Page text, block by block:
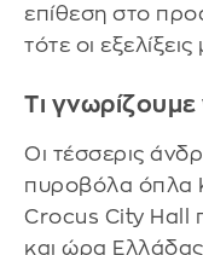
επίθεση στο
τότε οι
Τι γνωρίζουμε
Οι τέσσερις
πυροβόλα όπλα
Crocus City Hall
και ώρα Ελλάδας